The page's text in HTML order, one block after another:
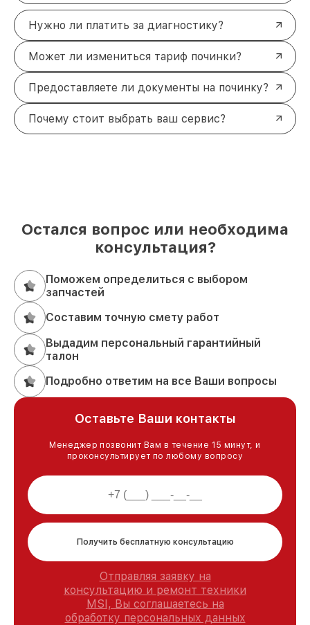
Нужно ли платить за диагностику?
Может ли измениться тариф починки?
Предоставляете ли документы на починку?
Почему стоит выбрать ваш сервис?
Остался вопрос или необходима
консультация?
Поможем определиться с выбором
запчастей
Составим точную смету работ
Выдадим персональный гарантийный
талон
Подробно ответим на все Ваши вопросы
Оставьте Ваши контакты
Менеджер позвонит Вам в течение 15 минут, и
проконсультирует по любому вопросу
Получить бесплатную консультацию
Отправляя заявку на
консультацию и ремонт техники
MSI, Вы соглашаетесь на
обработку персональных данных